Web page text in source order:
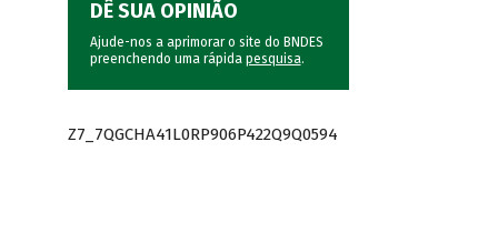
DÊ SUA OPINIÃO
Ajude-nos a aprimorar o site do BNDES
preenchendo uma rápida pesquisa.
Z7_7QGCHA41L0RP906P422Q9Q0594